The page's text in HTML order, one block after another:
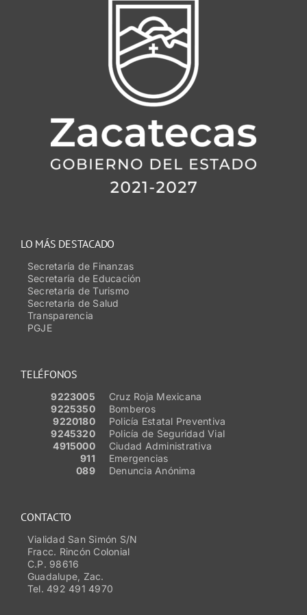
TELÉFONOS
9223005
Cruz Roja Mexicana
9225350
Bomberos
9220180
Policía Estatal Preventiva
9245320
Policía de Seguridad Vial
4915000
Ciudad Administrativa
911
Emergencias
089
Denuncia Anónima
LO MÁS DESTACADO
Secretaría de Finanzas
Secretaría de Educación
Secretaría de Turismo
Secretaría de Salud
Transparencia
PGJE
CONTACTO
Vialidad San Simón S/N
Fracc. Rincón Colonial
C.P. 98616
Guadalupe, Zac.
Tel. 492 491 4970